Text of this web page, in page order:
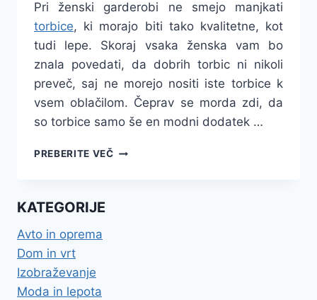
Pri ženski garderobi ne smejo manjkati
torbice, ki morajo biti tako kvalitetne, kot
tudi lepe. Skoraj vsaka ženska vam bo
znala povedati, da dobrih torbic ni nikoli
preveč, saj ne morejo nositi iste torbice k
vsem oblačilom. Čeprav se morda zdi, da
so torbice samo še en modni dodatek …
PREBERITE VEČKVALITETNE
KATEGORIJE
Avto in oprema
Dom in vrt
Izobraževanje
Moda in lepota